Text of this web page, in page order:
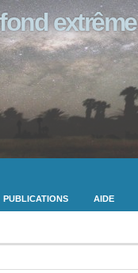
extrême
PUBLICATIONS AIDE